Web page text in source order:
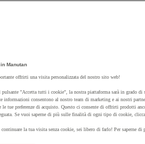
un prodotto:
Manutan
Manutan
offrirti una visita personalizzata del nostro sito web!
pulsante "Accetta tutti i cookie", la nostra piattaforma sarà in grado
informazioni consentono al nostro team di marketing e ai nostri
le tue preferenze di acquisto. Questo ci consente di offrirti prodotti
Se vuoi saperne di più sulle finalità di ogni tipo di cookie,
la tua visita senza cookie, sei libero di farlo! Per saperne di